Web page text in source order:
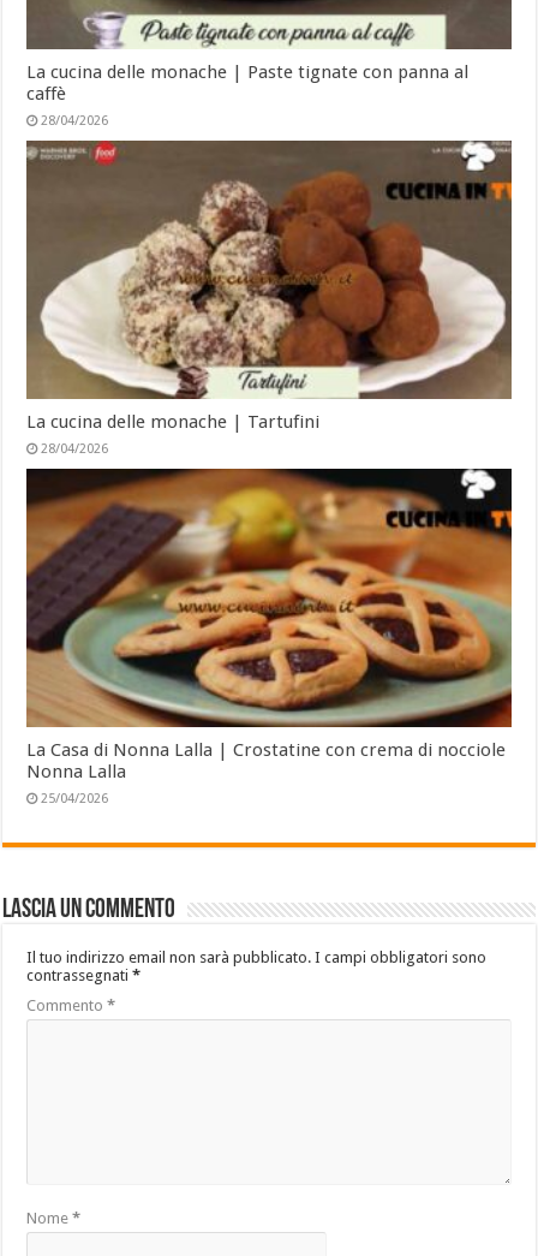
La cucina delle monache | Paste tignate con panna al
caffè
28/04/2026
La cucina delle monache | Tartufini
28/04/2026
La Casa di Nonna Lalla | Crostatine con crema di nocciole
Nonna Lalla
25/04/2026
Lascia un commento
Il tuo indirizzo email non sarà pubblicato. I campi obbligatori sono
contrassegnati*
Commento*
Nome*